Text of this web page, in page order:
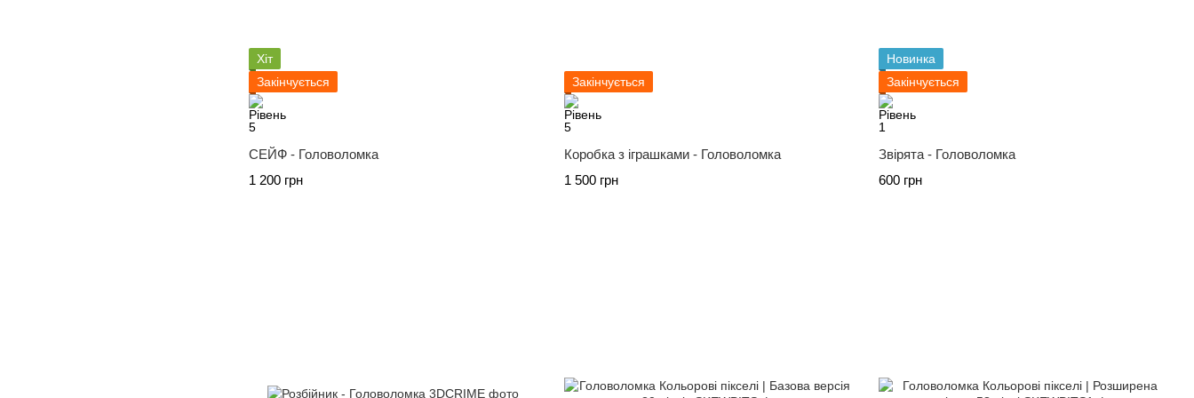
Хіт
Закінчується
СЕЙФ - Головоломка
1 200 грн
Закінчується
Коробка з іграшками - Головоломка
1 500 грн
Новинка
Закінчується
Звірята - Головоломка
600 грн